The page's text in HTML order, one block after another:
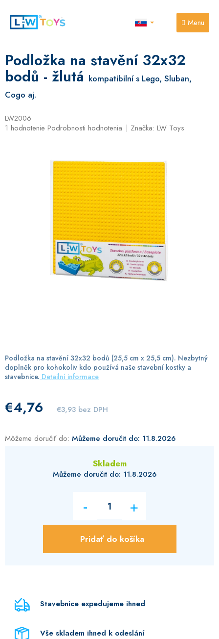
obsah
NÁKUPNÝ
Podložka na stavění 32x32
bodů - žlutá kompatibilní s Lego, Sluban,
Cogo aj.
LW2006
Priemerné
1 hodnotenie Podrobnosti hodnotenia Značka: LW Toys
€4,76 €3,93 bez DPH
Môžeme doručiť do: 11.8.2026
Podložka na stavění 32x32 bodů (25,5 cm x 25,5 cm). Nezbytný
doplněk pro kohokoliv kdo používá naše stavební kostky a
stavebnice. Detailní informace
Skladem
11.8.2026
Pridať do košíka
Stavebnice expedujeme ihned
Vše skladem ihned k odeslání